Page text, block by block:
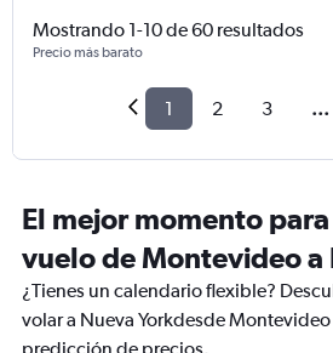
Mostrando 1-10 de 60 resultados
Precio más barato
1 2 3 ...
El mejor momento
vuelo de Montevideo a
¿Tienes un calendario flexible?
volar a Nueva Yorkdesde